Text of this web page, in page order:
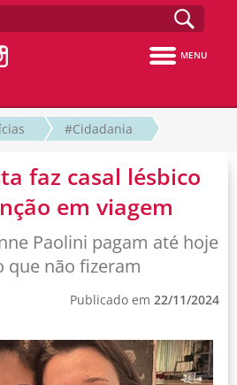
MENU
#Cidadania
faz casal lésbico
em viagem
Paolini pagam até hoje
que não fizeram
Publicado em 22/11/2024